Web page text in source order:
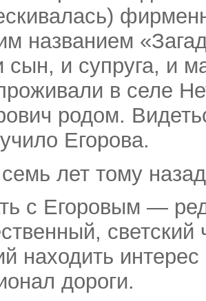
названием
сын, и супруга, и
в селе
родом.
Егорова.
лет тому
с Егоровым —
светский
находить
дороги.